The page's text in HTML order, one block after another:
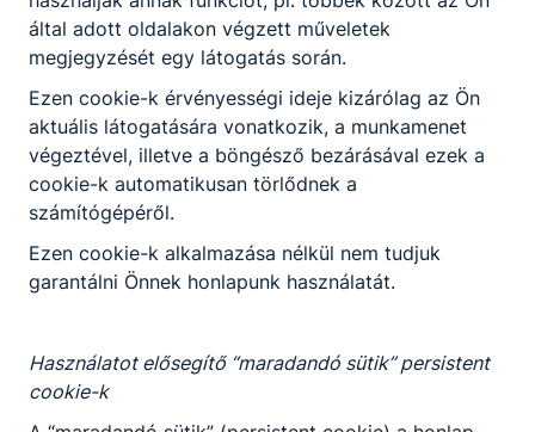
által adott oldalakon végzett műveletek
megjegyzését egy látogatás során.
Ezen cookie-k érvényességi ideje kizárólag az Ön
aktuális látogatására vonatkozik, a munkamenet
végeztével, illetve a böngésző bezárásával ezek a
cookie-k automatikusan törlődnek a
számítógépéről.
Ezen cookie-k alkalmazása nélkül nem tudjuk
garantálni Önnek honlapunk használatát.
Használatot elősegítő “maradandó sütik” persistent
cookie-k